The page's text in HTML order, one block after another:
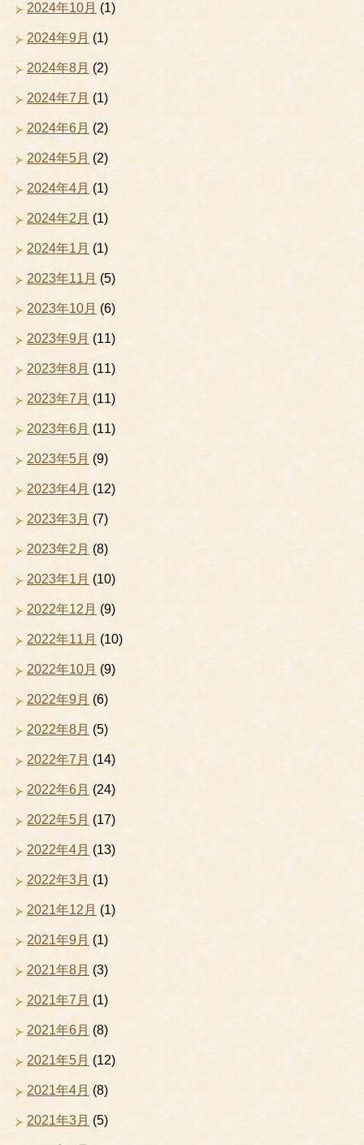
2024年10月 (1)
2024年9月 (1)
2024年8月 (2)
2024年7月 (1)
2024年6月 (2)
2024年5月 (2)
2024年4月 (1)
2024年2月 (1)
2024年1月 (1)
2023年11月 (5)
2023年10月 (6)
2023年9月 (11)
2023年8月 (11)
2023年7月 (11)
2023年6月 (11)
2023年5月 (9)
2023年4月 (12)
2023年3月 (7)
2023年2月 (8)
2023年1月 (10)
2022年12月 (9)
2022年11月 (10)
2022年10月 (9)
2022年9月 (6)
2022年8月 (5)
2022年7月 (14)
2022年6月 (24)
2022年5月 (17)
2022年4月 (13)
2022年3月 (1)
2021年12月 (1)
2021年9月 (1)
2021年8月 (3)
2021年7月 (1)
2021年6月 (8)
2021年5月 (12)
2021年4月 (8)
2021年3月 (5)